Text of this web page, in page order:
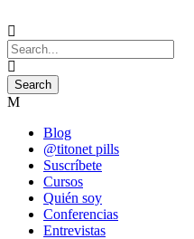
Blog
@titonet pills
Suscríbete
Cursos
Quién soy
Conferencias
Entrevistas